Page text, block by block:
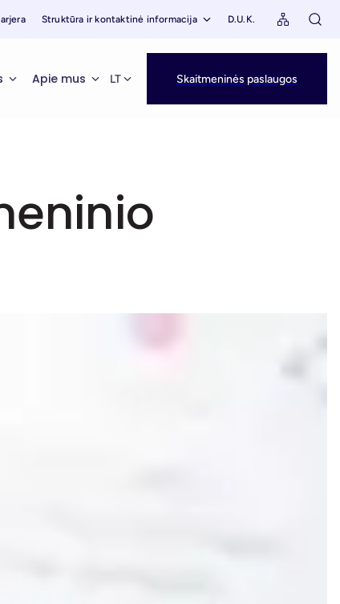
Struktūra ir kontaktinė informacija D.U.K.
Apie mus LT Skaitmeninės paslaugos